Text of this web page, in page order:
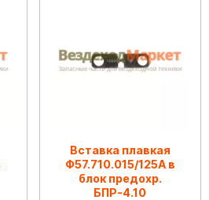
Вставка плавкая
Ф57.710.015/125А в
блок предохр.
БПР-4.10